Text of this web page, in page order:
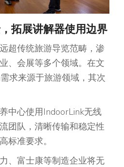
拓展讲解器使用边界
超传统旅游导览范畴，渗
、会展等多个领域。在文
求来源于旅游领域，其次
中心使用IndoorLink无线
团队，清晰传输和稳定性
标准要求。
、富士康等制造企业将无